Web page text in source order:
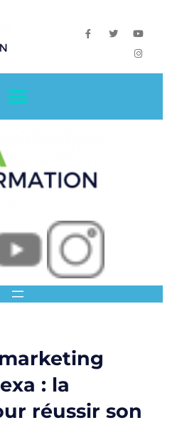
: la
réussir son